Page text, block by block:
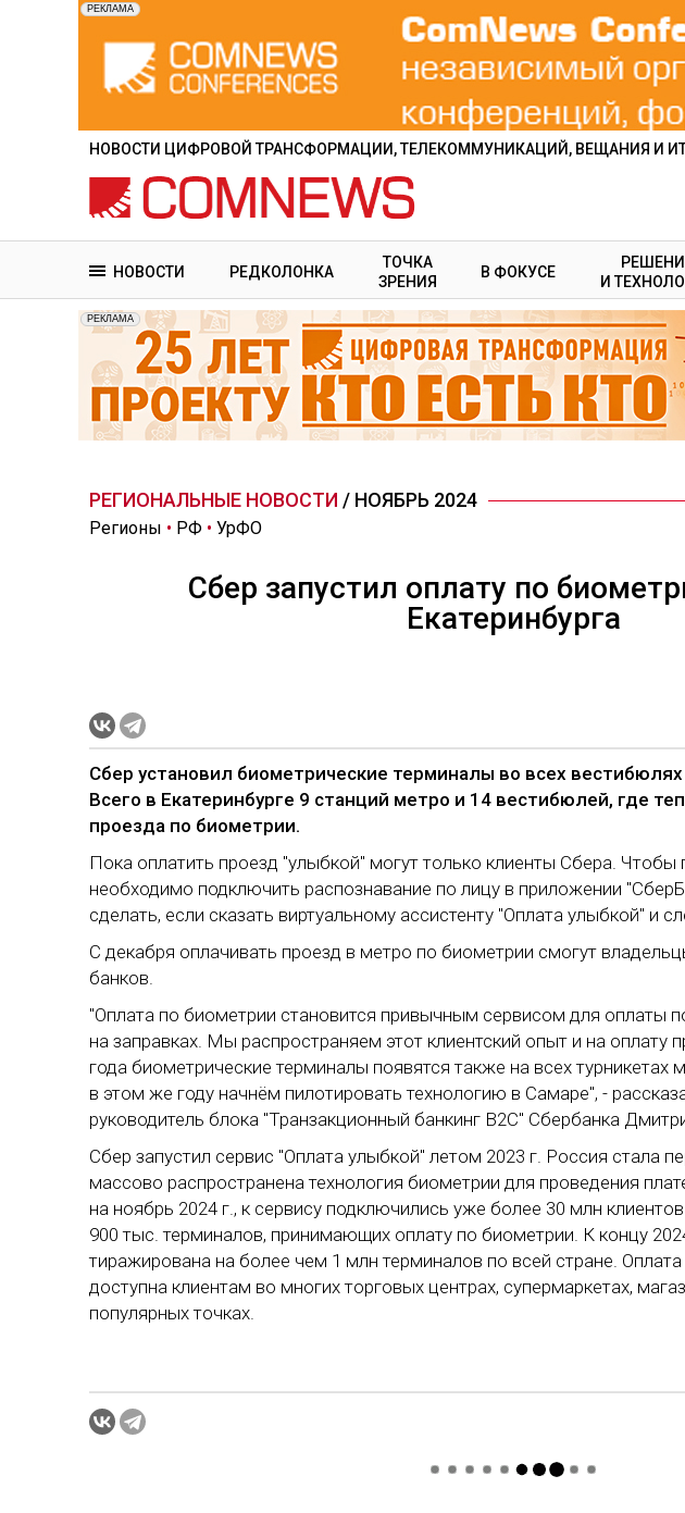
содержанию
НОВОСТИ ЦИФРОВОЙ ТРАНСФОРМАЦИИ, ТЕЛЕКОММУНИКАЦИЙ, ВЕЩАНИЯ И
НОВОСТИ РЕДКОЛОНКА
ТОЧКА
ЗРЕНИЯ
В ФОКУСЕ
И
РЕГИОНАЛЬНЫЕ НОВОСТИ / НОЯБРЬ 2024
Регионы • РФ • УрФО
Сбер запустил оплату по
Екатеринбурга
Сбер установил биометрические терминалы во всех
Всего в Екатеринбурге 9 станций метро и 14 вестибюлей, где
проезда по биометрии.
Пока оплатить проезд "улыбкой" могут только клиенты Сбера.
необходимо подключить распознавание по лицу в приложении
сделать, если сказать виртуальному ассистенту "Оплата улыбкой" и
С декабря оплачивать проезд в метро по биометрии смогут
банков.
"Оплата по биометрии становится привычным сервисом для оплаты
на заправках. Мы распространяем этот клиентский опыт и на оплату
года биометрические терминалы появятся также на всех
в этом же году начнём пилотировать технологию в Самаре", -
руководитель блока "Транзакционный банкинг B2C" Сбербанка
Сбер запустил сервис "Оплата улыбкой" летом 2023 г. Россия стала
массово распространена технология биометрии для проведения
на ноябрь 2024 г., к сервису подключились уже более 30 млн
900 тыс. терминалов, принимающих оплату по биометрии. К концу
тиражирована на более чем 1 млн терминалов по всей стране.
доступна клиентам во многих торговых центрах, супермаркетах,
популярных точках.